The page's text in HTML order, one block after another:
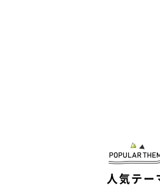
大胆なイタズラをしてシラを切って
愛い行動に思わず笑ってしまったと
人気テー